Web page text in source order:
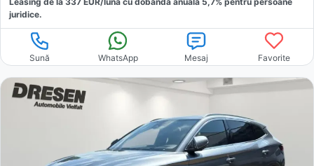
juridice.
Sună WhatsApp Mesaj Favorite